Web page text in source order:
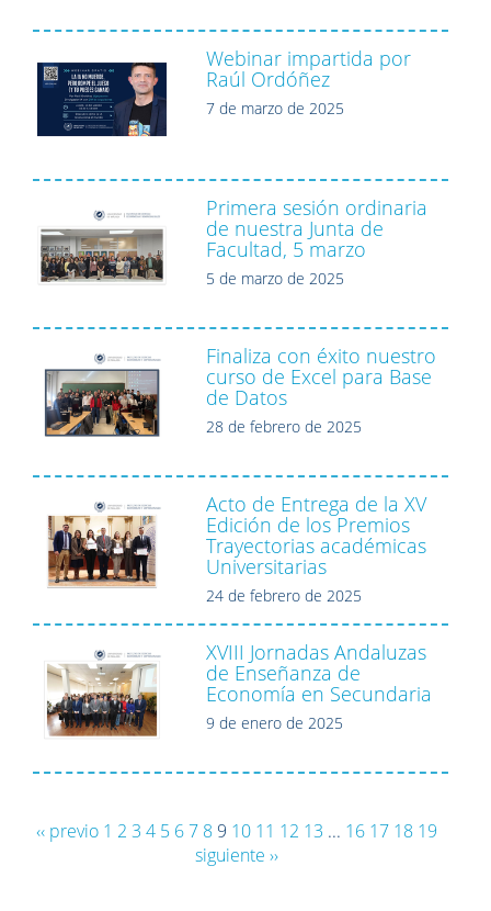
Webinar impartida por
Raúl Ordóñez
7 de marzo de 2025
Primera sesión ordinaria
de nuestra Junta de
Facultad, 5 marzo
5 de marzo de 2025
Finaliza con éxito nuestro
curso de Excel para Base
de Datos
28 de febrero de 2025
Acto de Entrega de la XV
Edición de los Premios
Trayectorias académicas
Universitarias
24 de febrero de 2025
XVIII Jornadas Andaluzas
de Enseñanza de
Economía en Secundaria
9 de enero de 2025
‹‹ previo 1 2 3 4 5 67 8 9 10 11 12 13 ... 16 17 18 19
siguiente ››